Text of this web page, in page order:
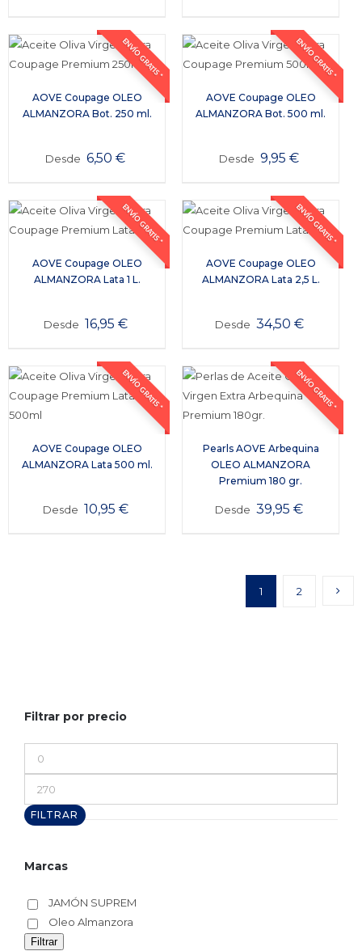
ENVÍO GRATIS *
AOVE Coupage OLEO
ALMANZORA Bot. 250 ml.
Desde 6,50€
ENVÍO GRATIS *
AOVE Coupage OLEO
ALMANZORA Bot. 500 ml.
Desde 9,95€
ENVÍO GRATIS *
AOVE Coupage OLEO
ALMANZORA Lata 1 L.
Desde 16,95 €
ENVÍO GRATIS *
AOVE Coupage OLEO
ALMANZORA Lata 2,5 L.
Desde 34,50 €
ENVÍO GRATIS *
AOVE Coupage OLEO
ALMANZORA Lata 500 ml.
Desde 10,95 €
ENVÍO GRATIS *
Pearls AOVE Arbequina
OLEO ALMANZORA
Premium 180 gr.
Desde 39,95€
1 2
Filtrar por precio
Precio
mínimo
Precio
máximo
FILTRAR
Marcas
JAMÓN SUPREM
Oleo Almanzora
Filtrar